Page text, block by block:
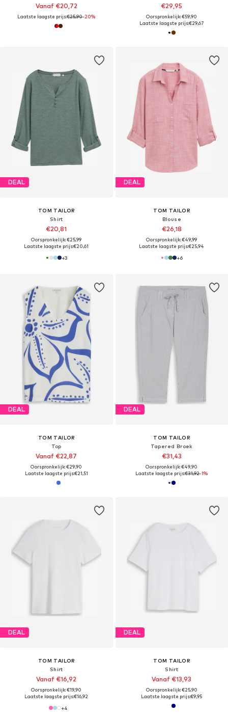
Vanaf €20,72
Laatste laagste prijs:€25,90-20%
€29,95
Oorspronkelijk: €59,90
Laatste laagste prijs:€29,67
DEAL
TOM TAILOR
Shirt
€20,81
Oorspronkelijk: €25,99
Laatste laagste prijs:€20,61
+3
DEAL
TOM TAILOR
Blouse
€26,18
Oorspronkelijk: €49,99
Laatste laagste prijs:€25,94
+6
DEAL
TOM TAILOR
Top
Vanaf €22,87
Oorspronkelijk: €29,90
Laatste laagste prijs:€21,51
DEAL
TOM TAILOR
Tapered Broek
€31,43
Oorspronkelijk: €49,90
Laatste laagste prijs:€31,92-1%
DEAL
TOM TAILOR
Shirt
Vanaf €16,92
Oorspronkelijk: €19,90
Laatste laagste prijs:€16,92
+4
DEAL
TOM TAILOR
Shirt
Vanaf €13,93
Oorspronkelijk: €25,90
Laatste laagste prijs:€9,95